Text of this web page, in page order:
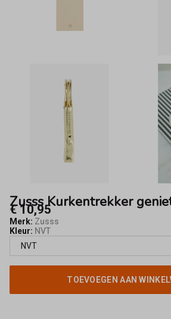
Zusss Kurkentrekker
€ 10,95
Merk: Zusss
Kleur: NVT
TOEVOEGEN AAN